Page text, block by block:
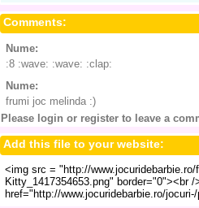
Comments:
Nume:
:8 :wave: :wave: :clap:
Nume:
frumi joc melinda :)
Please login or register to leave a
Add this file to your website: